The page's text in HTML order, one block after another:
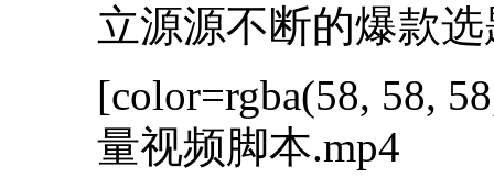
立源源不断的爆款选
[color=rgba(58, 58,
量视频脚本.mp4